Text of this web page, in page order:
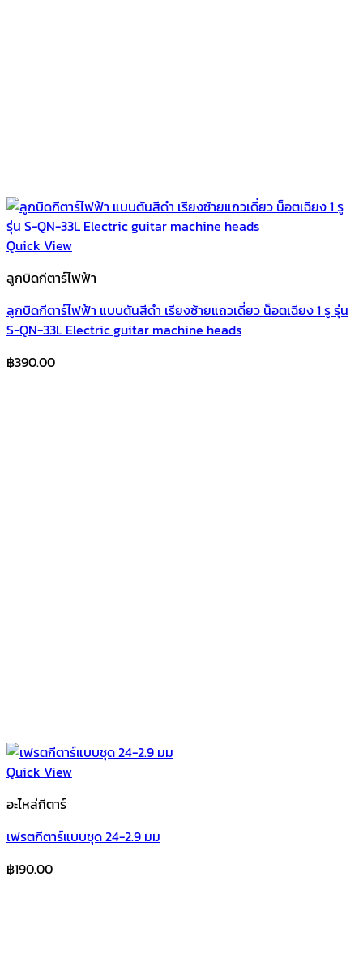
Quick View
ลูกบิดกีตาร์ไฟฟ้า
ลูกบิดกีตาร์ไฟฟ้า แบบตันสีดำ เรียงซ้ายแถวเดี่ยว น็อตเฉียง 1 รู รุ่น
S-QN-33L Electric guitar machine heads
฿390.00
Quick View
อะไหล่กีตาร์
เฟรตกีตาร์แบบชุด 24-2.9 มม
฿190.00